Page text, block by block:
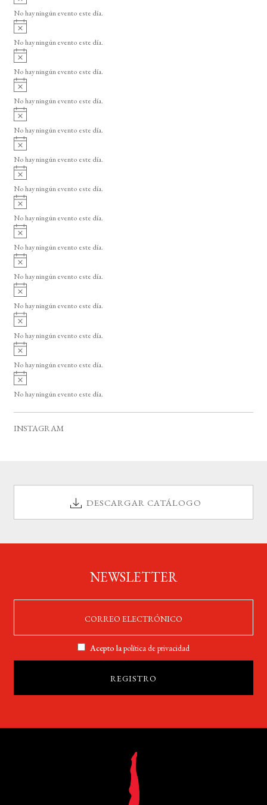
o
v
i
o
No hay ningún evento este día.
A
v
i
o
No hay ningún evento este día.
A
v
i
o
No hay ningún evento este día.
A
v
i
o
No hay ningún evento este día.
A
v
i
o
No hay ningún evento este día.
A
v
i
o
No hay ningún evento este día.
A
v
i
o
No hay ningún evento este día.
A
v
i
o
No hay ningún evento este día.
A
v
i
o
No hay ningún evento este día.
A
v
i
o
No hay ningún evento este día.
A
v
i
o
No hay ningún evento este día.
A
v
i
o
No hay ningún evento este día.
A
v
i
o
No hay ningún evento este día.
A
v
i
No hay ningún evento este día.
INSTAGRAM
DESCARGAR CATÁLOGO
NEWSLETTER
Acepto lapolítica de privacidad